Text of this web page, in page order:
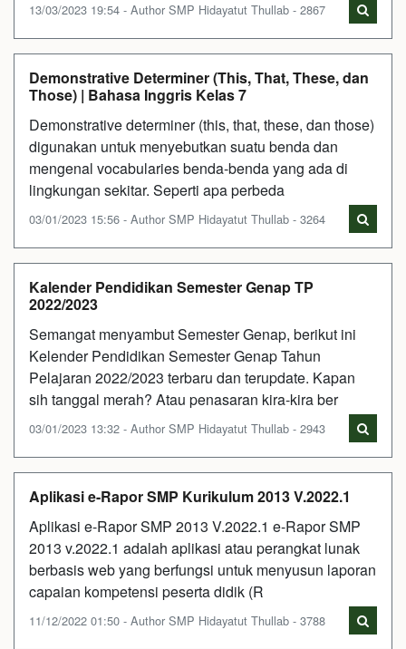
13/03/2023 19:54 - Author SMP Hidayatut Thullab - 2867
Demonstrative Determiner (This, That, These, dan
Those) | Bahasa Inggris Kelas 7
Demonstrative determiner (this, that, these, dan those)
digunakan untuk menyebutkan suatu benda dan
mengenal vocabularies benda-benda yang ada di
lingkungan sekitar. Seperti apa perbeda
03/01/2023 15:56 - Author SMP Hidayatut Thullab - 3264
Kalender Pendidikan Semester Genap TP
2022/2023
Semangat menyambut Semester Genap, berikut ini
Kelender Pendidikan Semester Genap Tahun
Pelajaran 2022/2023 terbaru dan terupdate. Kapan
sih tanggal merah? Atau penasaran kira-kira ber
03/01/2023 13:32 - Author SMP Hidayatut Thullab - 2943
Aplikasi e-Rapor SMP Kurikulum 2013 V.2022.1
Aplikasi e-Rapor SMP 2013 V.2022.1 e-Rapor SMP
2013 v.2022.1 adalah aplikasi atau perangkat lunak
berbasis web yang berfungsi untuk menyusun laporan
capaian kompetensi peserta didik (R
11/12/2022 01:50 - Author SMP Hidayatut Thullab - 3788